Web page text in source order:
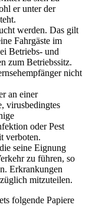
er unter der
werden. Das gilt
Fahrgäste im
Betriebs- und
zum Betriebssitz.
nicht
an einer
virusbedingtes
oder Pest
verboten.
seine Eignung
zu führen, so
Erkrankungen
mitzuteilen.
folgende Papiere